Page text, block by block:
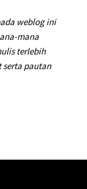
weblog ini
mana
terlebih
serta pautan